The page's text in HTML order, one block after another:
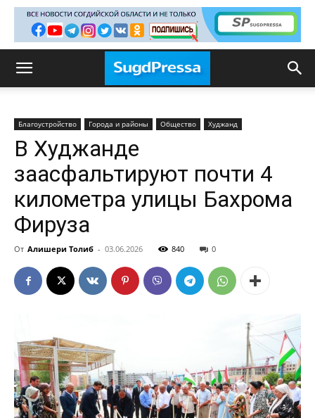
Благоустройство Города и районы Общество Худжанд
В Худжанде
заасфальтируют почти 4
километра улицы Бахрома
Фируза
От Алишери Толиб - 03.06.2026 840 0